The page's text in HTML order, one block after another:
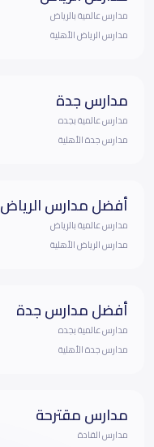
مدارس عالمية بالرياض
مدارس الرياض الأهلية
مدارس جدة
مدارس عالمية بجده
مدارس جدة الأهلية
أفضل مدارس الرياض
مدارس عالمية بالرياض
مدارس الرياض الأهلية
أفضل مدارس جدة
مدارس عالمية بجده
مدارس جدة الأهلية
مدارس مقترحة
مدارس القادة